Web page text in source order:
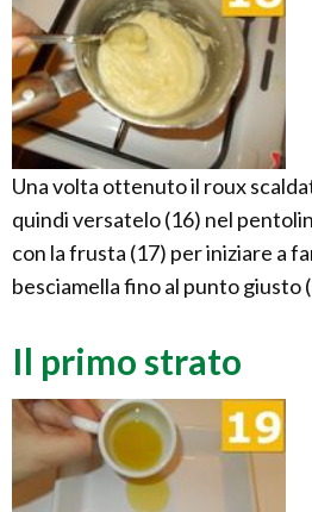
Una volta ottenuto il roux
quindi versatelo (16) nel
con la frusta (17) per iniziare a
besciamella fino al punto giusto
Il primo strato